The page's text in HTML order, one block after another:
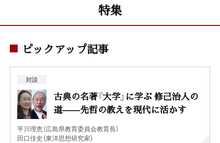
特集
ピックアップ記事
対談
古典の名著『大学』に学ぶ 修己治人の
道——先哲の教えを現代に活かす
平川理恵（広島県教育委員会教育長）
田口佳史（東洋思想研究家）